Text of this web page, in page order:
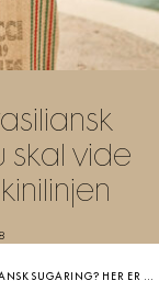
skal vide
SKAL VIDE OM AT FJERNE HÅR FRA BIKINILINJEN